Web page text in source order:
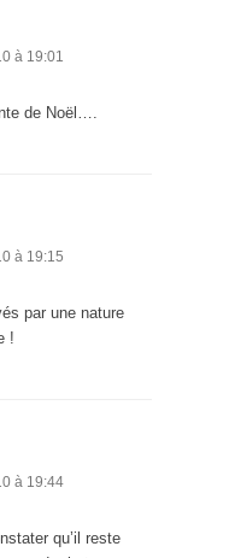
à 19:01
de Noël….
à 19:15
par une nature
!
à 19:44
qu’il reste